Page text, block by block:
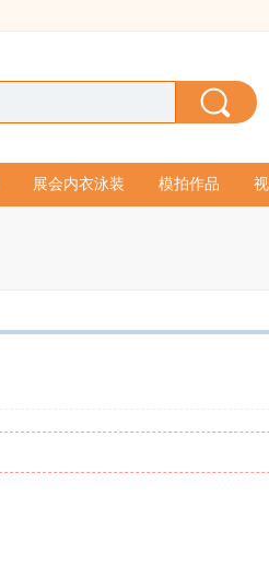
展会内衣泳装 模拍作品